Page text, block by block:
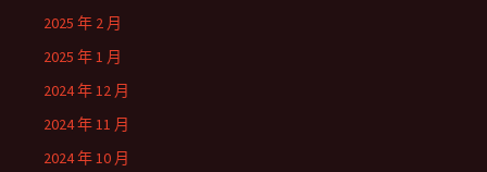
2025 年 2 月
2025 年 1 月
2024 年 12 月
2024 年 11 月
2024 年 10 月